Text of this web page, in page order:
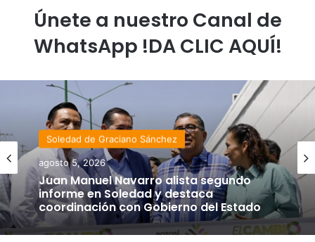
Únete a nuestro Canal de
WhatsApp !DA CLIC AQUÍ!
Soledad de Graciano Sánchez
agosto 5, 2026
Juan Manuel Navarro alista segundo
informe en Soledad y destaca
coordinación con Gobierno del Estado